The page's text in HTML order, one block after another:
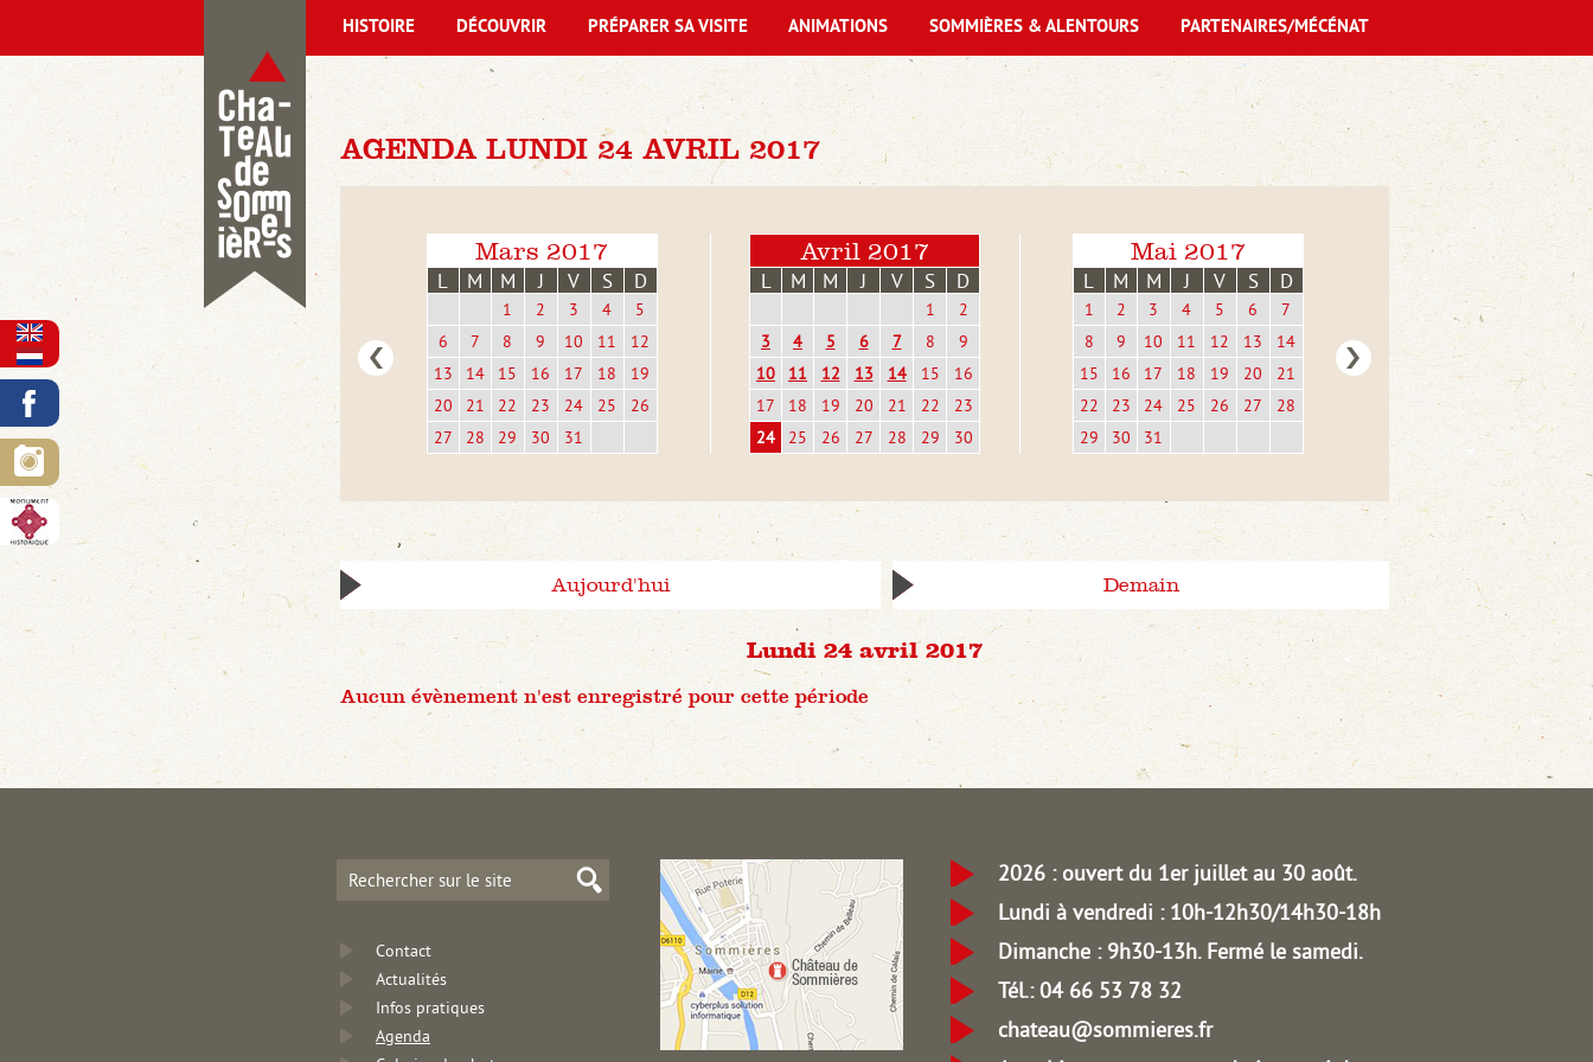
AGENDA LUNDI 24 AVRIL 2017
Mars 2017
L M M J V S D
1 2 3 4
5
6
7 8 9 10 11
12
13
14 15 16 17 18
19
20
21 22 23 24 25
26
27
28 29 30 31
Avril 2017
L M M J V S D
1
2
3
4 5 6 7 8
9
10
11 12 13 14 15
16
17
18 19 20 21 22
23
24
25 26 27 28 29 30
Mai 2017
L M M J V S D
1 2 3 4 5 6
7
8
9 10 11 12 13
14
15
16 17 18 19 20
21
22
23 24 25 26 27
28
29
30 31
Aujourd'hui Demain
Lundi 24 avril 2017
Aucun évènement n'est enregistré pour cette période
HISTOIRE DÉCOUVRIR PRÉPARER SA VISITE ANIMATIONS SOMMIÈRES & ALENTOURS PARTENAIRES/MÉCÉNAT
Contact
Actualités
Infos pratiques
Agenda
2026 : ouvert du 1er juillet au 30 août.
Lundi à vendredi : 10h-12h30/14h30-18h
Dimanche : 9h30-13h. Fermé le samedi.
Tél.: 04 66 53 78 32
chateau@sommieres.fr